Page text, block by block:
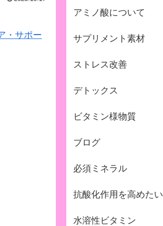
・サポー
アミノ酸について
サプリメント素材
ストレス改善
デトックス
ビタミン様物質
ブログ
必須ミネラル
抗酸化作用を高めたい
水溶性ビタミン